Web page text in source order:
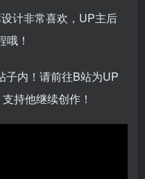
计非常喜欢，UP主后
！
子内！请前往B站为UP
持他继续创作！